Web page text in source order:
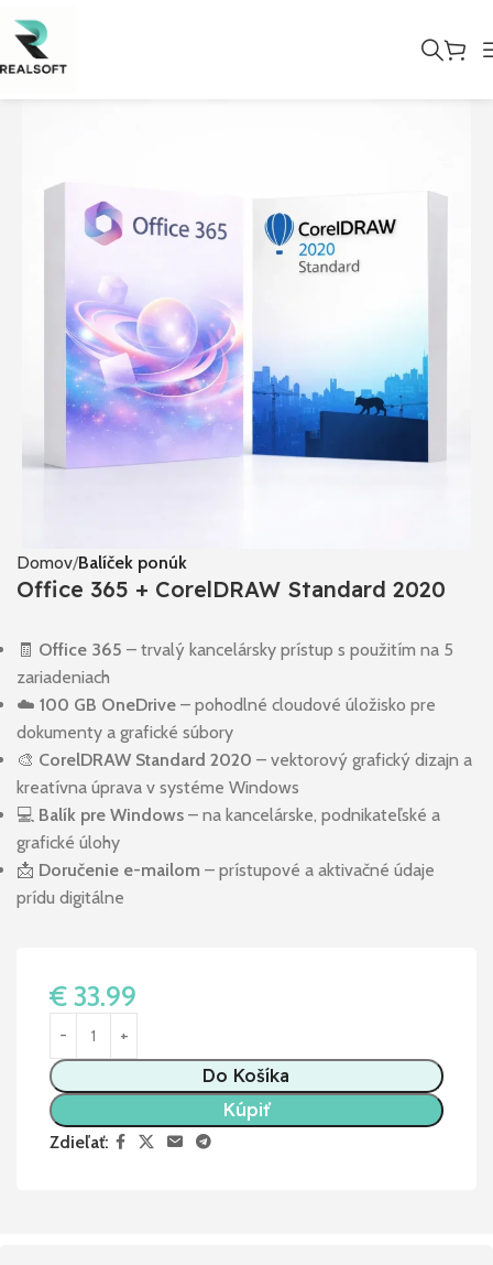
Domov Balíček ponúk
Office 365 + CorelDRAW Standard 2020
🧾 Office 365 – trvalý kancelársky prístup s použitím na 5
zariadeniach
☁️ 100 GB OneDrive – pohodlné cloudové úložisko pre
dokumenty a grafické súbory
🎨 CorelDRAW Standard 2020 – vektorový grafický dizajn a
kreatívna úprava v systéme Windows
💻 Balík pre Windows – na kancelárske, podnikateľské a
grafické úlohy
📩 Doručenie e-mailom – prístupové a aktivačné údaje
prídu digitálne
€ 33.99
Do Košíka
Kúpiť
Zdieľať: